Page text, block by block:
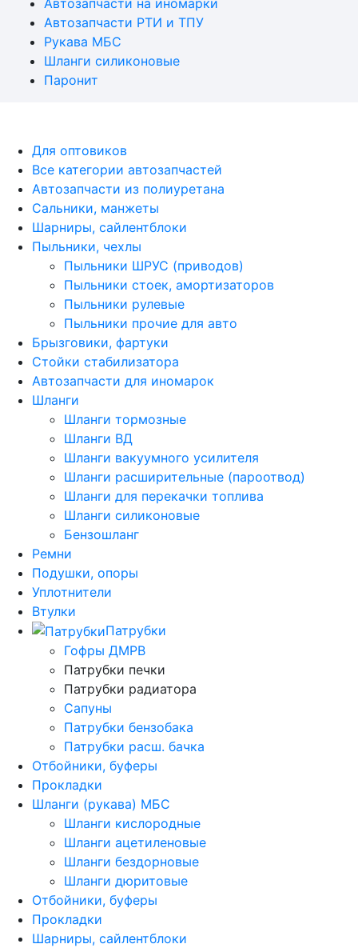
Автозапчасти РТИ и ТПУ
Рукава МБС
Шланги силиконовые
Паронит
Для оптовиков
Все категории автозапчастей
Автозапчасти из полиуретана
Сальники, манжеты
Шарниры, сайлентблоки
Пыльники, чехлы
Пыльники ШРУС (приводов)
Пыльники стоек, амортизаторов
Пыльники рулевые
Пыльники прочие для авто
Брызговики, фартуки
Стойки стабилизатора
Автозапчасти для иномарок
Шланги
Шланги тормозные
Шланги ВД
Шланги вакуумного усилителя
Шланги расширительные (пароотвод)
Шланги для перекачки топлива
Шланги силиконовые
Бензошланг
Ремни
Подушки, опоры
Уплотнители
Втулки
Патрубки
Гофры ДМРВ
Патрубки печки
Патрубки радиатора
Сапуны
Патрубки бензобака
Патрубки расш. бачка
Отбойники, буферы
Прокладки
Шланги (рукава) МБС
Шланги кислородные
Шланги ацетиленовые
Шланги бездорновые
Шланги дюритовые
Отбойники, буферы
Прокладки
Шарниры, сайлентблоки